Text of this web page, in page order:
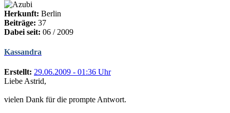
Herkunft: Berlin
Beiträge: 37
Dabei seit: 06 / 2009
Kassandra
Erstellt: 29.06.2009 - 01:36 Uhr
Liebe Astrid,
vielen Dank für die prompte Antwort.